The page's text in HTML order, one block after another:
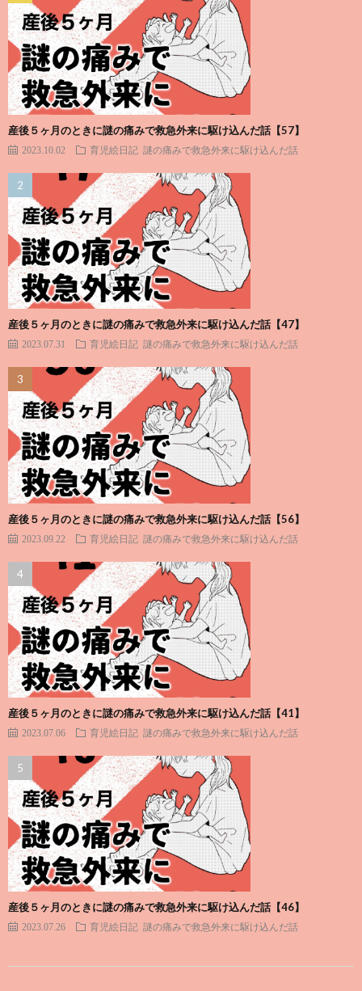
産後５ヶ月のときに謎の痛みで救急外来に駆け込んだ話【57】
2023.10.02 育児絵日記 謎の痛みで救急外来に駆け込んだ話
産後５ヶ月のときに謎の痛みで救急外来に駆け込んだ話【47】
2023.07.31 育児絵日記 謎の痛みで救急外来に駆け込んだ話
産後５ヶ月のときに謎の痛みで救急外来に駆け込んだ話【56】
2023.09.22 育児絵日記 謎の痛みで救急外来に駆け込んだ話
産後５ヶ月のときに謎の痛みで救急外来に駆け込んだ話【41】
2023.07.06 育児絵日記 謎の痛みで救急外来に駆け込んだ話
産後５ヶ月のときに謎の痛みで救急外来に駆け込んだ話【46】
2023.07.26 育児絵日記 謎の痛みで救急外来に駆け込んだ話